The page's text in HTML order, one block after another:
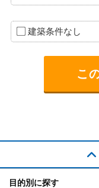
建築条件なし
目的別に探す